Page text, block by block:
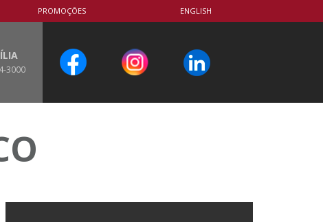
PROMOÇÕES ENGLISH
3000